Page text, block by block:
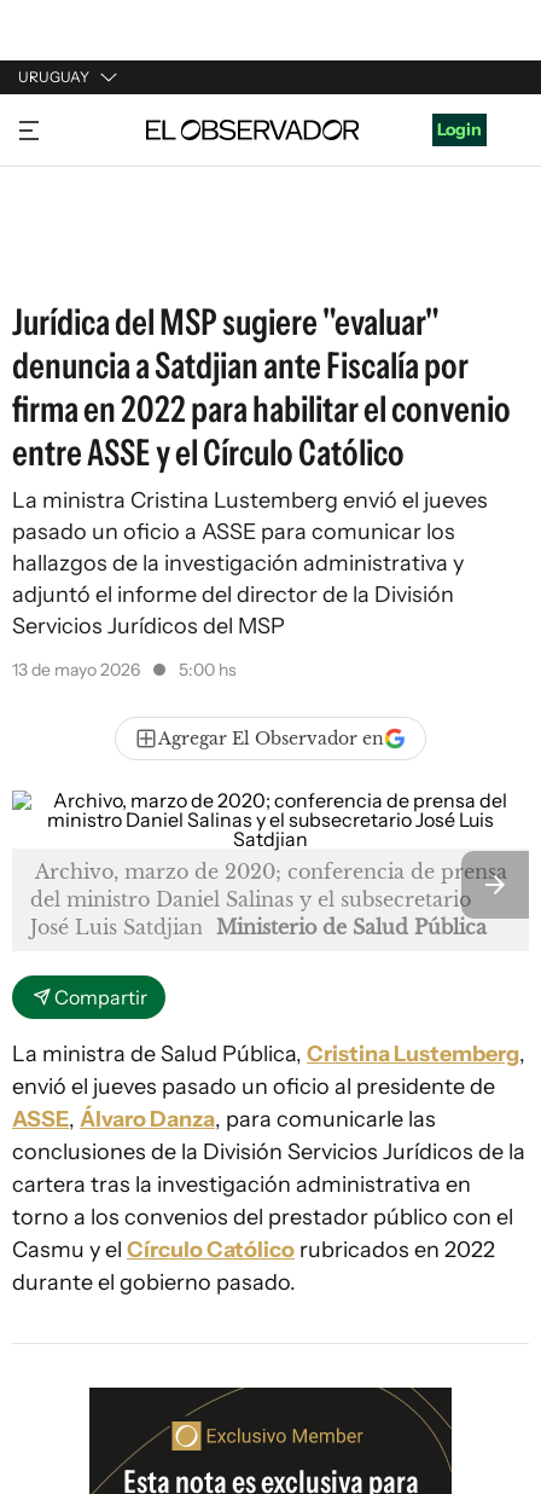
URUGUAY
URUGUAY
ARGENTINA
Login
Jurídica del MSP sugiere "evaluar"
denuncia a Satdjian ante Fiscalía por
firma en 2022 para habilitar el convenio
entre ASSE y el Círculo Católico
La ministra Cristina Lustemberg envió el jueves
pasado un oficio a ASSE para comunicar los
hallazgos de la investigación administrativa y
adjuntó el informe del director de la División
Servicios Jurídicos del MSP
13 de mayo 2026 5:00 hs
Agregar El Observador en
Archivo, marzo de 2020; conferencia de prensa
del ministro Daniel Salinas y el subsecretario
José Luis Satdjian Ministerio de Salud Pública
Compartir
La ministra de Salud Pública, Cristina Lustemberg,
envió el jueves pasado un oficio al presidente de
ASSE, Álvaro Danza, para comunicarle las
conclusiones de la División Servicios Jurídicos de la
cartera tras la investigación administrativa en
torno a los convenios del prestador público con el
Casmu y el Círculo Católico rubricados en 2022
durante el gobierno pasado.
Esta nota es exclusiva para